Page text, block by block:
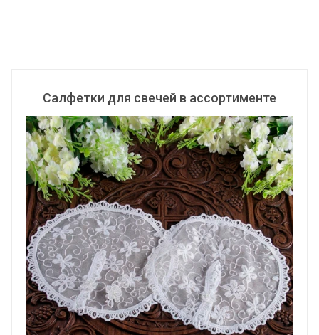
Салфетки для свечей в ассортименте